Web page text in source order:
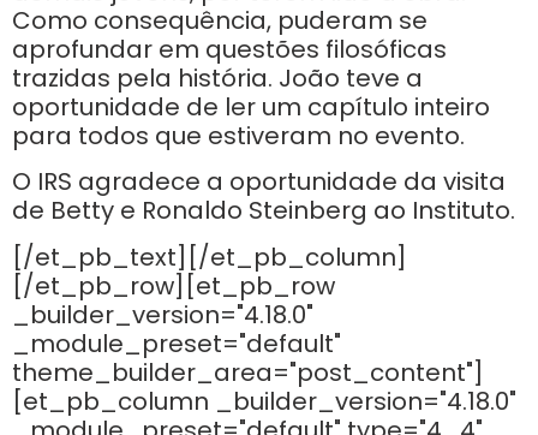
Como consequência, puderam se
aprofundar em questões filosóficas
trazidas pela história. João teve a
oportunidade de ler um capítulo inteiro
para todos que estiveram no evento.
O IRS agradece a oportunidade da visita
de Betty e Ronaldo Steinberg ao Instituto.
[/et_pb_text][/et_pb_column]
[/et_pb_row][et_pb_row
_builder_version="4.18.0"
_module_preset="default"
theme_builder_area="post_content"]
[et_pb_column _builder_version="4.18.0"